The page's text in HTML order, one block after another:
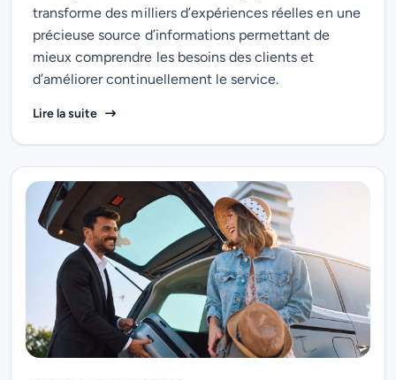
transforme des milliers d’expériences réelles en une
précieuse source d’informations permettant de
mieux comprendre les besoins des clients et
d’améliorer continuellement le service.
Lire la suite Plus de 38 000 avis vérifiés : Transfeero